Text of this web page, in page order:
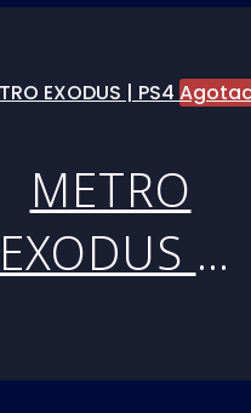
METRO
EXODUS |